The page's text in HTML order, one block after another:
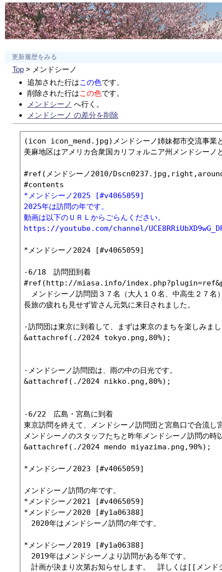
更新履歴をみる
Top> メンドシーノ
追加された行はこの色です。
削除された行はこの色です。
メンドシーノ へ行く。
メンドシーノ の差分を削除
(icon icon_mend.jpg)メンドシーノ姉妹都市交流事業
美麻地区はアメリカ合衆国カリフォルニア州メンドシー
#ref(メンドシーノ2010/
*メンドシーノ2025 [#v4065059]
2025年は訪問の年です。
動画は以下のＵＲＬからごらんください。
https://youtube.com/channel/
*メンドシーノ2024 [#v4065059]
-6/18　訪問団到着
#ref(http://miasa.info/
メンドシーノ訪問団３７名（大人１０名、中高生２７名
長旅の疲れも見せず皆さん元気に来日されました。
-訪問団は東京に到着して、まずは東京のまちを楽しみま
&attachref(./2024 tokyo.png,80%);
-メンドシーノ訪問団は、雨の中の日光です。
&attachref(./2024 nikko.png,80%);
-6/22　広島・宮島に到着
東京訪問を終えて、メンドシーノ訪問団と宮島口で合流
メンドシーノのスタッフたちと昨年メンドシーノ訪問の
&attachref(./2024 mendo miyazima.png,90%);
*メンドシーノ2023 [#v4065059]
メンドシーノ訪問の年です。
*メンドシーノ2021 [#v4065059]
*メンドシーノ2020 [#y1a06388]
2020年はメンドシーノ訪問の年です。
*メンドシーノ2019 [#y1a06388]
2019年はメンドシーノより訪問がある年です。
計画が決まり次第お知らせします。　詳しくは[[メン